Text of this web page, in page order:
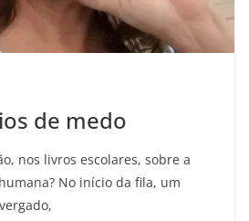
de medo
nos livros escolares, sobre a
No início da fila, um